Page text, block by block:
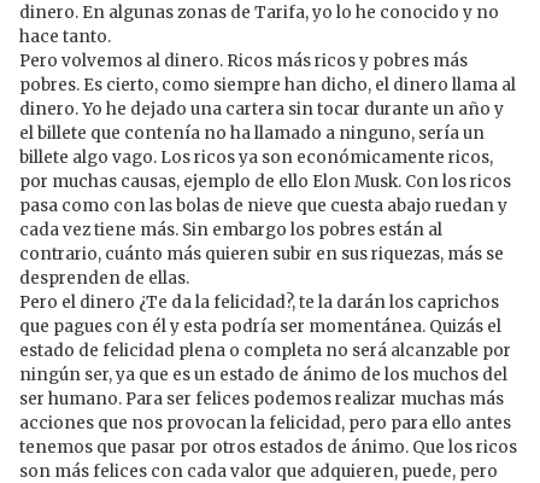
dinero. En algunas zonas de Tarifa, yo lo he conocido y no
hace tanto.
Pero volvemos al dinero. Ricos más ricos y pobres más
pobres. Es cierto, como siempre han dicho, el dinero llama al
dinero. Yo he dejado una cartera sin tocar durante un año y
el billete que contenía no ha llamado a ninguno, sería un
billete algo vago. Los ricos ya son económicamente ricos,
por muchas causas, ejemplo de ello Elon Musk. Con los ricos
pasa como con las bolas de nieve que cuesta abajo ruedan y
cada vez tiene más. Sin embargo los pobres están al
contrario, cuánto más quieren subir en sus riquezas, más se
desprenden de ellas.
Pero el dinero ¿Te da la felicidad?, te la darán los caprichos
que pagues con él y esta podría ser momentánea. Quizás el
estado de felicidad plena o completa no será alcanzable por
ningún ser, ya que es un estado de ánimo de los muchos del
ser humano. Para ser felices podemos realizar muchas más
acciones que nos provocan la felicidad, pero para ello antes
tenemos que pasar por otros estados de ánimo. Que los ricos
son más felices con cada valor que adquieren, puede, pero